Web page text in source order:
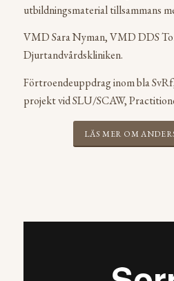
utbildningsmaterial tillsammans
VMD Sara Nyman, VMD DDS
Djurtandvårdskliniken.
Förtroendeuppdrag inom bla
projekt vid SLU/SCAW,
LÄS MER OM